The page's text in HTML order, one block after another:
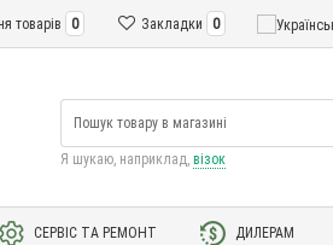
Закладки 0
товарів 0
Я шукаю, наприклад, візок
СЕРВІС ТА РЕМОНТ ДИЛЕРАМ